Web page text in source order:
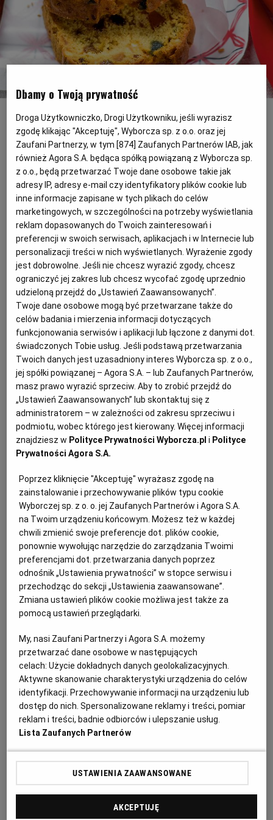
NAPOJE
SAŁATKI
DRÓB
MIĘSA
RYBY
PRZEKĄSKI
DOMOWE PRZETWORY
SOST, DIPY I INNE DODATKI
DOMOWE PRZYJĘCIE
GRILL
KUCHNIA CHIŃSKA
KUCHNIA TAJSKA
KUCHNIA PORTUGALSKA
KUCHNIA FRANCUSKA
KUCHNIA AMERYKAŃSKA
KUCHNIA POLSKA
KUCHNIA MEKSYKAŃSKA
KUCHNIA INDYJSKA
KUCHNIA HISZPAŃSKA
KUCHNIA NIEMIECKA
ZAKUPY
SPRZĘT KUCHENNY
FIT PRZEPISY
WEGE
BEZ GLUTENU
PODRÓŻE KULINARNE
HISTORIE KULINARNE
FELIETONY KULINARNE
KSIĄŻKI KULINARNE
SZEF KUCHNI
NASZE SERWISY
SERWISY LOKALNE
BIELSKO-BIAŁA
BYDGOSZCZ
CZĘSTOCHOWA
ELBLĄG
GLIWICE
GORZÓW WIELKOPOLSKI
KALISZ
KATOWICE
KIELCE
KOSZALIN
KRAKÓW
LUBLIN
ŁÓDŹ
OPOLE
PŁOCK
POZNAŃ
RADOM
RYBNIK
MAGAZYNY
DUŻY FORMAT
WOLNA SOBOTA
ALE HISTORIA
WYBORCZA TV I VOD
TYLKO ZDROWIE
KSIĄŻKI. MAGAZYN DO CZYTANIA
NASZA EUROPA
SŁÓWKA. MAGAZYN O JĘZYKU
WYBORCZA CLASSIC
WYBORCZA.BIZ
WYSOKIE OBCASY
BIQDATA
JUTRONAUCI
ARCHIWUM
INNE SERWISY
GAZETA.PL
TOK FM
SPORT.PL
PUBLIO.PL
KULTURALNYSKLEP.PL
ZDROWIE
POGODA
PODRÓŻE
WIDEO
FORUM
(Fot. Andrzej Krasowski)
Prostszego przepisu na ciasto nie
znajdziecie! Mieszacie wszystkie składniki
razem, przelewacie masę do foremki i do
piekarnika! Już po chwili w powietrzu
uniesie się cudowny zapach keksu.
Przygotowanie: 40 minut
Szybki keks – składniki:
5 jajek
250 g mąki
200 g masła pokrojone na kawałki
150-200 g cukru
1/2 łyżeczki proszku do pieczenia
100-150 g ulubionych bakalii i kandyzowanych
owoców
Dbamy o Twoją prywatność
Droga Użytkowniczko, Drogi Użytkowniku, jeśli wyrazisz
zgodę klikając "Akceptuję", Wyborcza sp. z o.o. oraz jej
Zaufani Partnerzy, w tym [874] Zaufanych Partnerów IAB, jak
również Agora S.A. będąca spółką powiązaną z Wyborcza sp.
z o.o., będą przetwarzać Twoje dane osobowe takie jak
adresy IP, adresy e-mail czy identyfikatory plików cookie lub
inne informacje zapisane w tych plikach do celów
marketingowych, w szczególności na potrzeby wyświetlania
reklam dopasowanych do Twoich zainteresowań i
preferencji w swoich serwisach, aplikacjach i w Internecie lub
personalizacji treści w nich wyświetlanych. Wyrażenie zgody
jest dobrowolne. Jeśli nie chcesz wyrazić zgody, chcesz
ograniczyć jej zakres lub chcesz wycofać zgodę uprzednio
udzieloną przejdź do „Ustawień Zaawansowanych”.
Twoje dane osobowe mogą być przetwarzane także do
celów badania i mierzenia informacji dotyczących
funkcjonowania serwisów i aplikacji lub łączone z danymi dot.
świadczonych Tobie usług. Jeśli podstawą przetwarzania
Twoich danych jest uzasadniony interes Wyborcza sp. z o.o.,
jej spółki powiązanej – Agora S.A. – lub Zaufanych Partnerów,
masz prawo wyrazić sprzeciw. Aby to zrobić przejdź do
„Ustawień Zaawansowanych” lub skontaktuj się z
administratorem – w zależności od zakresu sprzeciwu i
podmiotu, wobec którego jest kierowany. Więcej informacji
znajdziesz w Polityce Prywatności Wyborcza.pl i Polityce
Prywatności Agora S.A.
Poprzez kliknięcie "Akceptuję" wyrażasz zgodę na
zainstalowanie i przechowywanie plików typu cookie
Wyborczej sp. z o. o. jej Zaufanych Partnerów i Agora S.A.
na Twoim urządzeniu końcowym. Możesz też w każdej
chwili zmienić swoje preferencje dot. plików cookie,
ponownie wywołując narzędzie do zarządzania Twoimi
preferencjami dot. przetwarzania danych poprzez
odnośnik „Ustawienia prywatności” w stopce serwisu i
przechodząc do sekcji „Ustawienia zaawansowane”.
Zmiana ustawień plików cookie możliwa jest także za
pomocą ustawień przeglądarki.
My, nasi Zaufani Partnerzy i Agora S.A. możemy
przetwarzać dane osobowe w następujących
celach:Użycie dokładnych danych geolokalizacyjnych.
Aktywne skanowanie charakterystyki urządzenia do celów
identyfikacji. Przechowywanie informacji na urządzeniu lub
dostęp do nich. Spersonalizowane reklamy i treści, pomiar
reklam i treści, badnie odbiorców i ulepszanie usług.
Lista Zaufanych Partnerów
USTAWIENIA ZAAWANSOWANE
AKCEPTUJĘ